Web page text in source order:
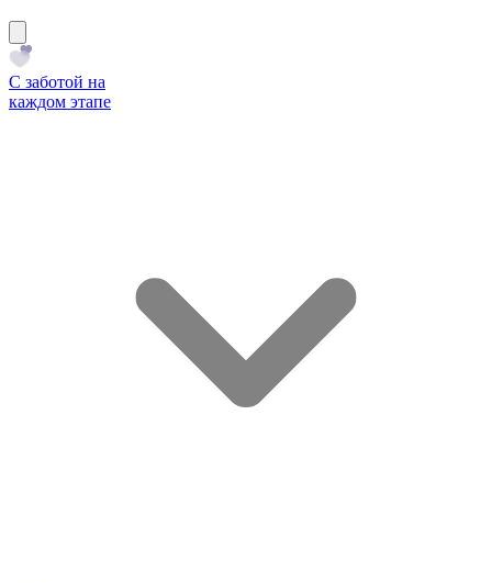
С заботой на
каждом этапе